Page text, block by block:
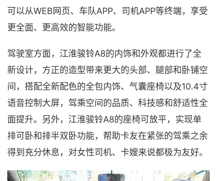
可以从WEB网页、车队APP、司机APP等终端，享受
更全面、更高效的智能功能。
驾驶室方面，江淮骏铃A8的内饰和外观都进行了全
新设计，方正的造型带来更大的头部、腿部和卧铺空
间，搭配全新配色的全包内饰、气囊座椅以及10.4寸
语音控制大屏，驾乘空间的品质、科技感和舒适性全
面提升。另外，江淮骏铃A8的座椅可放平，实现单
排可卧和排半双卧功能，帮助卡友在紧张的驾乘之余
得到充分休息，对女性司机、卡嫂来说都极为友好。